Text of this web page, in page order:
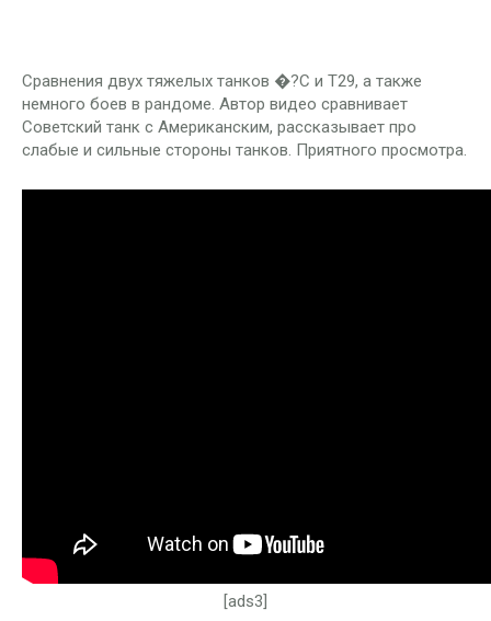
Сравнения двух тяжелых танков �?С и Т29, а также
немного боев в рандоме. Автор видео сравнивает
Советский танк с Американским, рассказывает про
слабые и сильные стороны танков. Приятного просмотра.
[ads3]